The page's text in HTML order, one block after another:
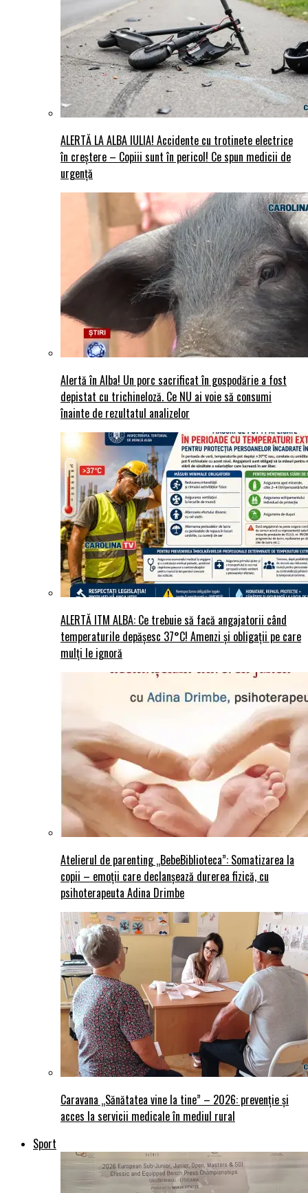
ALERTĂ LA ALBA IULIA! Accidente cu trotinete electrice
în creștere – Copiii sunt în pericol! Ce spun medicii de
urgență
Alertă în Alba! Un porc sacrificat în gospodărie a fost
depistat cu trichineloză. Ce NU ai voie să consumi
înainte de rezultatul analizelor
ALERTĂ ITM ALBA: Ce trebuie să facă angajatorii când
temperaturile depășesc 37°C! Amenzi și obligații pe care
mulți le ignoră
Atelierul de parenting „BebeBiblioteca”: Somatizarea la
copii – emoții care declanșează durerea fizică, cu
psihoterapeuta Adina Drimbe
Caravana „Sănătatea vine la tine” – 2026: prevenție și
acces la servicii medicale în mediul rural
Sport